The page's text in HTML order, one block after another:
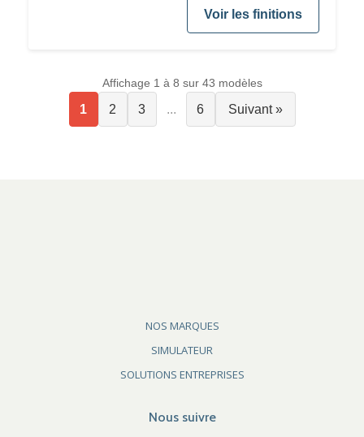
Voir les finitions
Affichage 1 à 8 sur 43 modèles
1 2 3 ... 6 Suivant »
NOS MARQUES
SIMULATEUR
SOLUTIONS ENTREPRISES
Nous suivre